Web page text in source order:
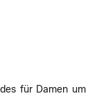
für Damen um